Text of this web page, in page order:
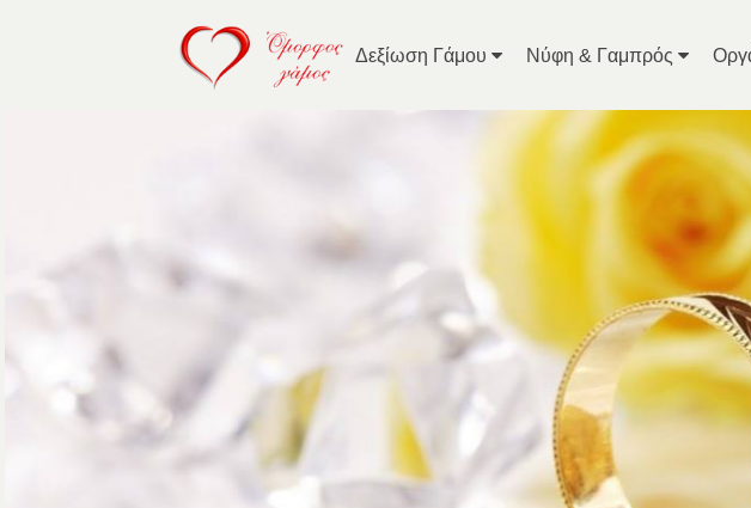
Δεξίωση Γάμου Νύφη & Γαμπρός